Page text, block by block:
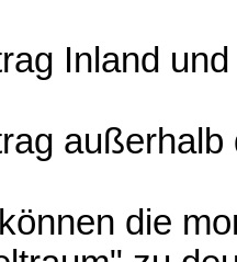
Inland
außerhalb
die